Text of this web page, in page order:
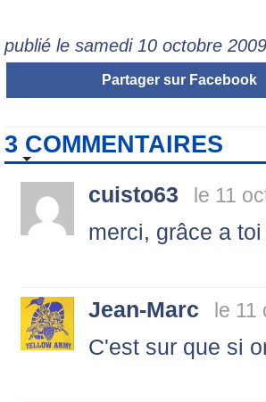
publié le samedi 10 octobre
Partager sur Facebook
3 COMMENTAIRES
cuisto63 le 11
merci, grâce a
Jean-Marc le
C'est sur que si